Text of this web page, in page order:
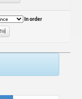
In order